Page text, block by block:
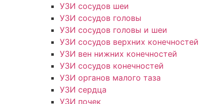
УЗИ сосудов шеи
УЗИ сосудов головы
УЗИ сосудов головы и шеи
УЗИ сосудов верхних конечностей
УЗИ вен нижних конечностей
УЗИ сосудов конечностей
УЗИ органов малого таза
УЗИ сердца
УЗИ почек